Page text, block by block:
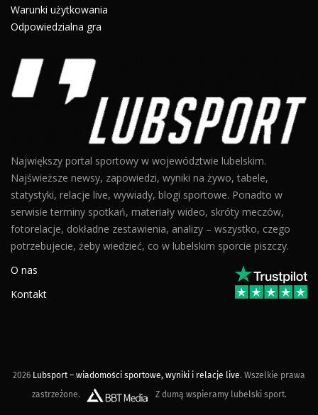
Warunki użytkowania
Odpowiedzialna gra
Największy portal sportowy w województwie lubelskim.
Najświeższe newsy, zapowiedzi, wyniki na żywo, tabele,
statystyki, relacje live, wywiady, blogi sportowe. Ponadto w
serwisie terminy spotkań, materiały wideo, skróty meczów,
fotorelacje, dokładne zestawienia, analizy – wszystko, czego
potrzebujecie, żeby wiedzieć, co w lubelskim sporcie piszczy.
O nas
Kontakt
2026 Lubsport – wiadomości sportowe, wyniki i relacje live. Wszelkie prawa
zastrzeżone.
Z dumą wspieramy lubelski sport.